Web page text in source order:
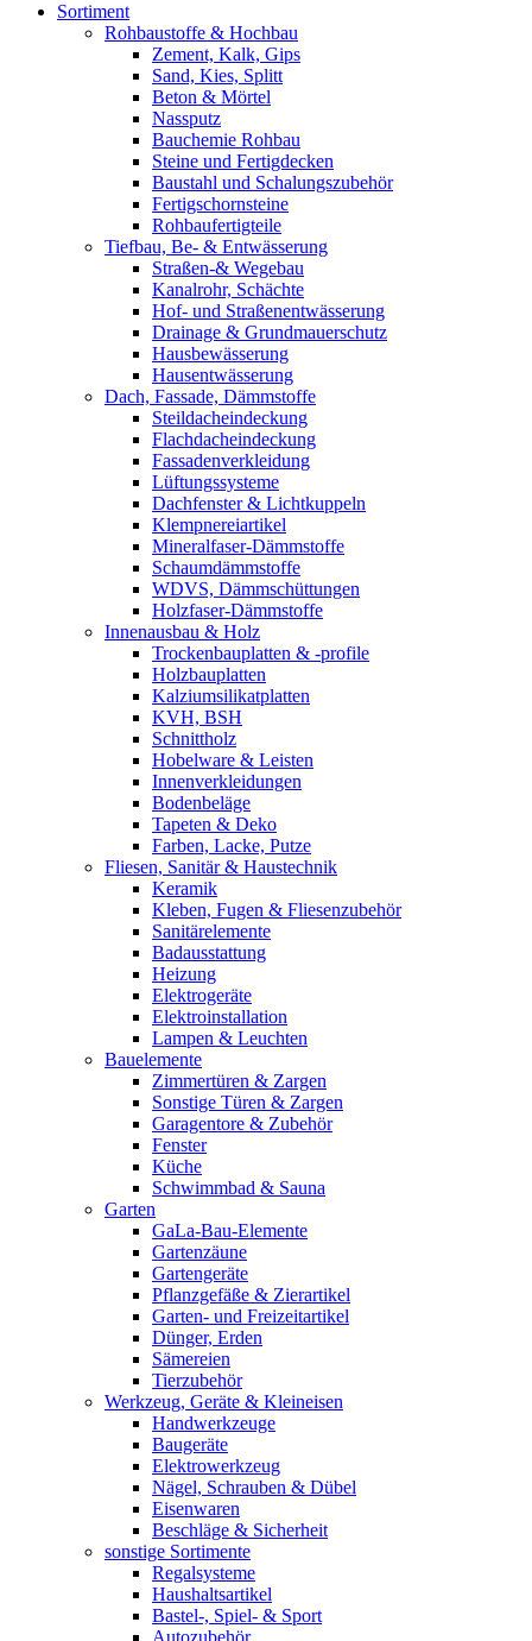
Sortiment
Rohbaustoffe & Hochbau
Zement, Kalk, Gips
Sand, Kies, Splitt
Beton & Mörtel
Nassputz
Bauchemie Rohbau
Steine und Fertigdecken
Baustahl und Schalungszubehör
Fertigschornsteine
Rohbaufertigteile
Tiefbau, Be- & Entwässerung
Straßen-& Wegebau
Kanalrohr, Schächte
Hof- und Straßenentwässerung
Drainage & Grundmauerschutz
Hausbewässerung
Hausentwässerung
Dach, Fassade, Dämmstoffe
Steildacheindeckung
Flachdacheindeckung
Fassadenverkleidung
Lüftungssysteme
Dachfenster & Lichtkuppeln
Klempnereiartikel
Mineralfaser-Dämmstoffe
Schaumdämmstoffe
WDVS, Dämmschüttungen
Holzfaser-Dämmstoffe
Innenausbau & Holz
Trockenbauplatten & -profile
Holzbauplatten
Kalziumsilikatplatten
KVH, BSH
Schnittholz
Hobelware & Leisten
Innenverkleidungen
Bodenbeläge
Tapeten & Deko
Farben, Lacke, Putze
Fliesen, Sanitär & Haustechnik
Keramik
Kleben, Fugen & Fliesenzubehör
Sanitärelemente
Badausstattung
Heizung
Elektrogeräte
Elektroinstallation
Lampen & Leuchten
Bauelemente
Zimmertüren & Zargen
Sonstige Türen & Zargen
Garagentore & Zubehör
Fenster
Küche
Schwimmbad & Sauna
Garten
GaLa-Bau-Elemente
Gartenzäune
Gartengeräte
Pflanzgefäße & Zierartikel
Garten- und Freizeitartikel
Dünger, Erden
Sämereien
Tierzubehör
Werkzeug, Geräte & Kleineisen
Handwerkzeuge
Baugeräte
Elektrowerkzeug
Nägel, Schrauben & Dübel
Eisenwaren
Beschläge & Sicherheit
sonstige Sortimente
Regalsysteme
Haushaltsartikel
Bastel-, Spiel- & Sport
Autozubehör